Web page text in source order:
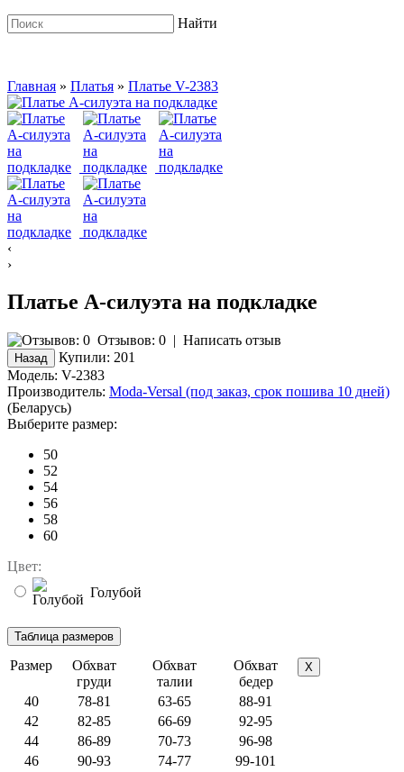
Найти
Главная » Платья » Платье V-2383
‹
›
Платье А-силуэта на подкладке
Отзывов: 0 | Написать отзыв
Купили: 201
Модель: V-2383
Производитель: Moda-Versal (под заказ, срок пошива 10 дней)
(Беларусь)
Выберите размер:
50
52
54
56
58
60
Цвет:
Голубой
Размер
Обхват
груди
Обхват
талии
Обхват
бедер
X
40 78-81 63-65
88-91
42
82-85 66-69
92-95
44
86-89 70-73
96-98
46
90-93 74-77
99-101